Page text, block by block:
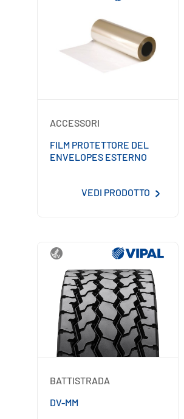
ACCESSORI
FILM PROTETTORE DEL
ENVELOPES ESTERNO
VEDI PRODOTTO
BATTISTRADA
DV-MM